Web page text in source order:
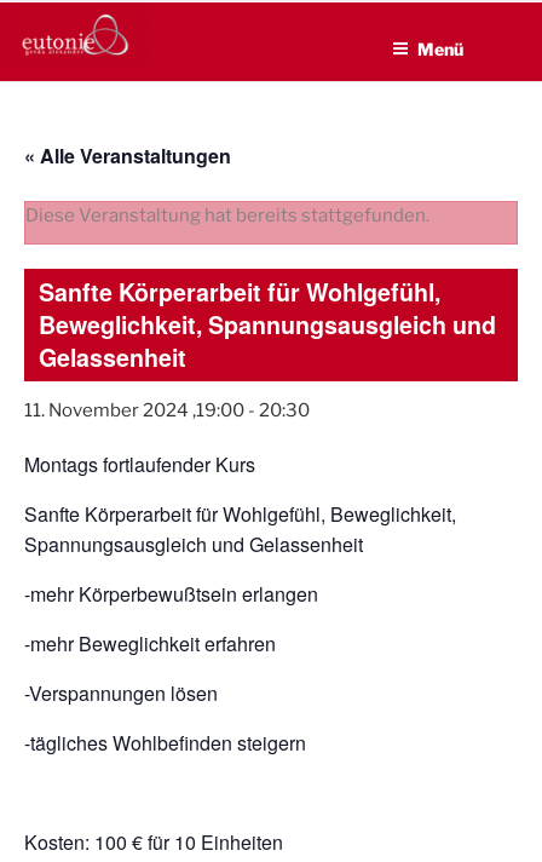
Inhalt
EUTONIE.DE
Lebensbalance durch körperliche Selbsterfahrung
Menü
« Alle Veranstaltungen
Diese Veranstaltung hat bereits stattgefunden.
Sanfte Körperarbeit für Wohlgefühl,
Beweglichkeit, Spannungsausgleich und
Gelassenheit
11. November 2024 ,19:00 - 20:30
Montags fortlaufender Kurs
Sanfte Körperarbeit für Wohlgefühl, Beweglichkeit,
Spannungsausgleich und Gelassenheit
-mehr Körperbewußtsein erlangen
-mehr Beweglichkeit erfahren
-Verspannungen lösen
-tägliches Wohlbefinden steigern
Kosten: 100 € für 10 Einheiten